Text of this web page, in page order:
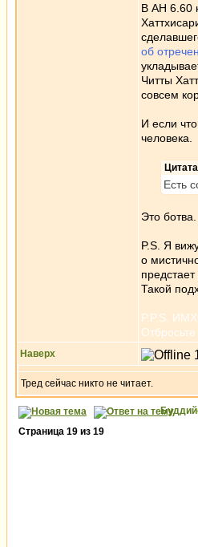
В АН 6.60
об
Читты
совсем
И если
человека.
Есть
Это ботва.
P.S. Я
о
Такой
P.P.S.
Наверх
Тред сейчас никто не читает.
Страница 19 из 19